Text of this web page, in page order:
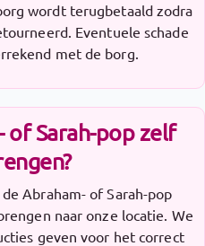
wordt terugbetaald zodra
Eventuele schade
met de borg.
of Sarah-pop zelf
Abraham- of Sarah-pop
naar onze locatie. We
geven voor het correct